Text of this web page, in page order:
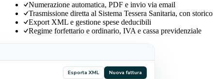
Numerazione automatica, PDF e invio via email
Trasmissione diretta al Sistema Tessera Sanitaria, con storico
Export XML e gestione spese deducibili
Regime forfettario e ordinario, IVA e cassa previdenziale
Esporta XML Nuova fattura